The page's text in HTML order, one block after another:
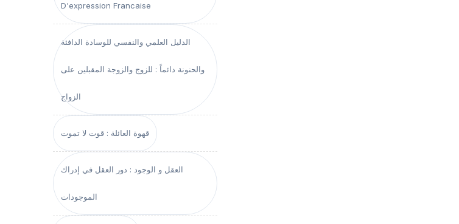
D'expression Francaise
الدليل العلمي والنفسي للوسادة الدافئة
والحنونة دائماً : للزوج والزوجة المقبلين على
الزواج
قهوة العائلة : قوت لا تموت
العقل و الوجود : دور العقل في إدراك
الموجودات